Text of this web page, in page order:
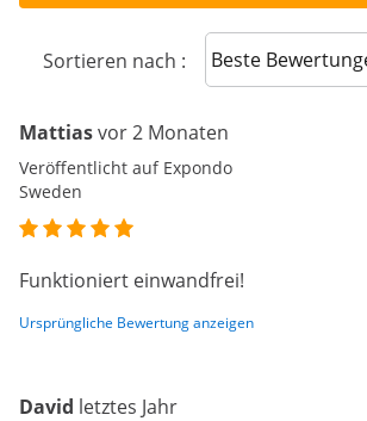
Sortieren nach : Sort reviews
Mattiasvor 2 Monaten
Veröffentlicht auf Expondo
Sweden
Funktioniert einwandfrei!
Ursprüngliche Bewertung anzeigen
David letztes Jahr